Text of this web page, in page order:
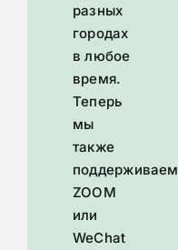
разных
городах
в любое
время.
Теперь
мы
также
поддерживаем
ZOOM
или
WeChat